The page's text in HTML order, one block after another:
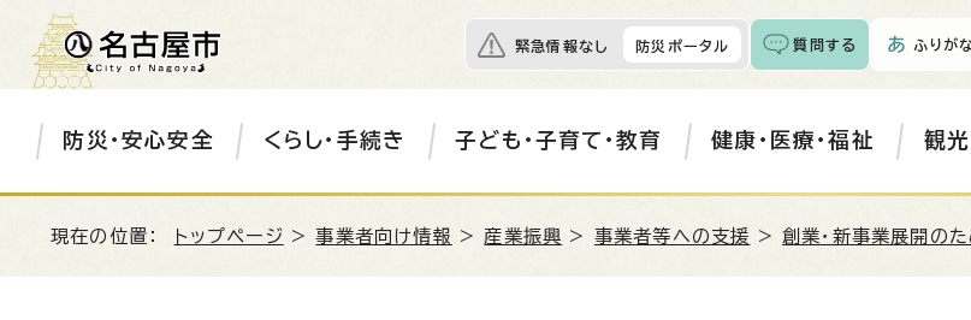
緊急情報なし 防災ポータル 質問する ふりが
防災・安心安全 くらし・手続き 子ども・子育て・教育 健康・医療・福祉 観光
現在の位置： トップページ >事業者向け情報 > 産業振興 > 事業者等への支援 >創業・新事業展開の